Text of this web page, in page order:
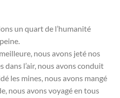
un quart de l’humanité
nous avons jeté nos
dans l’air, nous avons conduit
les mines, nous avons mangé
nous avons voyagé en tous